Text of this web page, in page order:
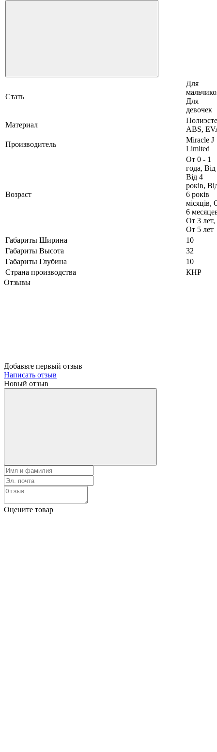
Стать
Для
Для
девочек
Материал
ABS,
Производитель
Miracle J
Limited
Возраст
От 0 - 1
года, Від
Від 4
років,
6 років
місяців,
6
От 3 лет,
От 5 лет
Габариты Ширина
10
Габариты Высота
32
Габариты Глубина
10
Страна производства
КНР
Отзывы
Добавьте первый отзыв
Написать отзыв
Новый отзыв
Оцените товар